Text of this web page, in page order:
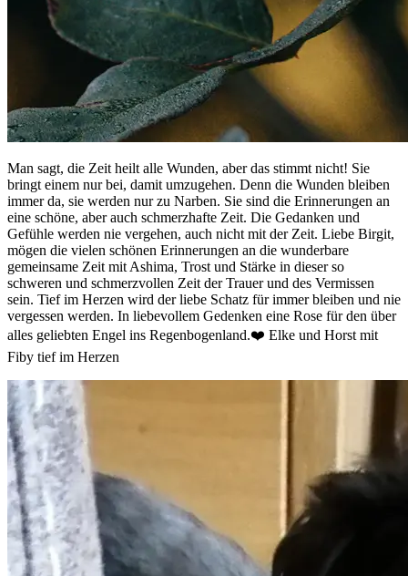
Man sagt, die Zeit heilt alle Wunden, aber das stimmt nicht! Sie
bringt einem nur bei, damit umzugehen. Denn die Wunden bleiben
immer da, sie werden nur zu Narben. Sie sind die Erinnerungen an
eine schöne, aber auch schmerzhafte Zeit. Die Gedanken und
Gefühle werden nie vergehen, auch nicht mit der Zeit. Liebe Birgit,
mögen die vielen schönen Erinnerungen an die wunderbare
gemeinsame Zeit mit Ashima, Trost und Stärke in dieser so
schweren und schmerzvollen Zeit der Trauer und des Vermissen
sein. Tief im Herzen wird der liebe Schatz für immer bleiben und nie
vergessen werden. In liebevollem Gedenken eine Rose für den über
alles geliebten Engel ins Regenbogenland.❤️ Elke und Horst mit
Fiby tief im Herzen